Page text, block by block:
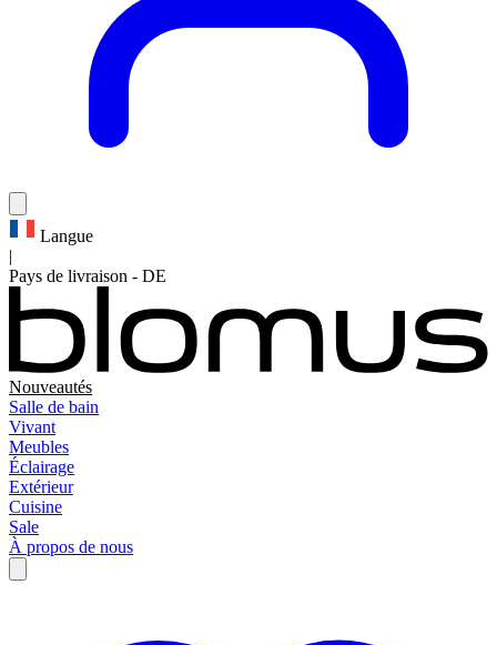
Langue
|
Pays de livraison - DE
Nouveautés
Salle de bain
Vivant
Meubles
Éclairage
Extérieur
Cuisine
Sale
À propos de nous